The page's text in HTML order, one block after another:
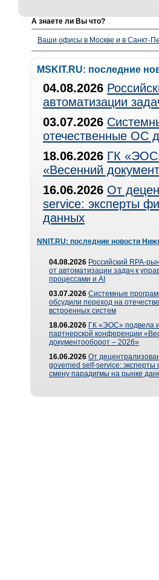
А знаете ли Вы что?
Ваши офисы в Москве и в Санкт-
MSKIT.RU: последние
04.08.2026
автоматизации
03.07.2026
отечественные ОС
18.06.2026 ГК
«Весенний
16.06.2026 От
service: эксперты
данных
NNIT.RU: последние новости
04.08.2026 Российский RPA-
от автоматизации задач к
процессами и AI
03.07.2026 Системные
обсудили переход на
встроенных систем
18.06.2026 ГК «ЭОС» подвела
партнерской конференции
документооборот – 2026»
16.06.2026 От
governed self-service: эксперты
смену парадигмы на рынке